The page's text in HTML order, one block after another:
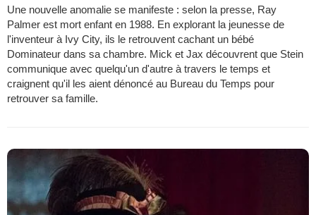
Une nouvelle anomalie se manifeste : selon la presse, Ray
Palmer est mort enfant en 1988. En explorant la jeunesse de
l'inventeur à Ivy City, ils le retrouvent cachant un bébé
Dominateur dans sa chambre. Mick et Jax découvrent que Stein
communique avec quelqu'un d'autre à travers le temps et
craignent qu'il les aient dénoncé au Bureau du Temps pour
retrouver sa famille.